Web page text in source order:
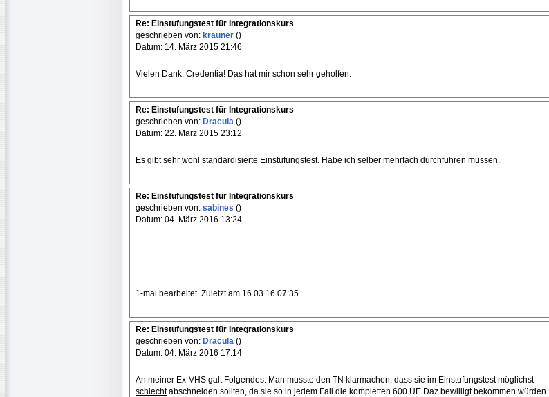
Re: Einstufungstest für Integrationskurs
geschrieben von: krauner ()
Datum: 14. März 2015 21:46
Vielen Dank, Credentia! Das hat mir schon sehr geholfen.
Re: Einstufungstest für Integrationskurs
geschrieben von: Dracula ()
Datum: 22. März 2015 23:12
Es gibt sehr wohl standardisierte Einstufungstest. Habe ich selber mehrfach durchführen müssen.
Re: Einstufungstest für Integrationskurs
geschrieben von: sabines ()
Datum: 04. März 2016 13:24
...
1-mal bearbeitet. Zuletzt am 16.03.16 07:35.
Re: Einstufungstest für Integrationskurs
geschrieben von: Dracula ()
Datum: 04. März 2016 17:14
An meiner Ex-VHS galt Folgendes: Man musste den TN klarmachen, dass sie im Einstufungstest möglichst
schlechtabschneiden sollten, da sie so in jedem Fall die kompletten 600 UE Daz bewilligt bekommen würden.